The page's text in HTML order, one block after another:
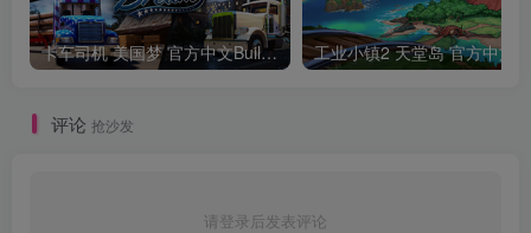
卡车司机 美国梦 官方中文Build.24390879
评论 抢沙发
请登录后发表评论